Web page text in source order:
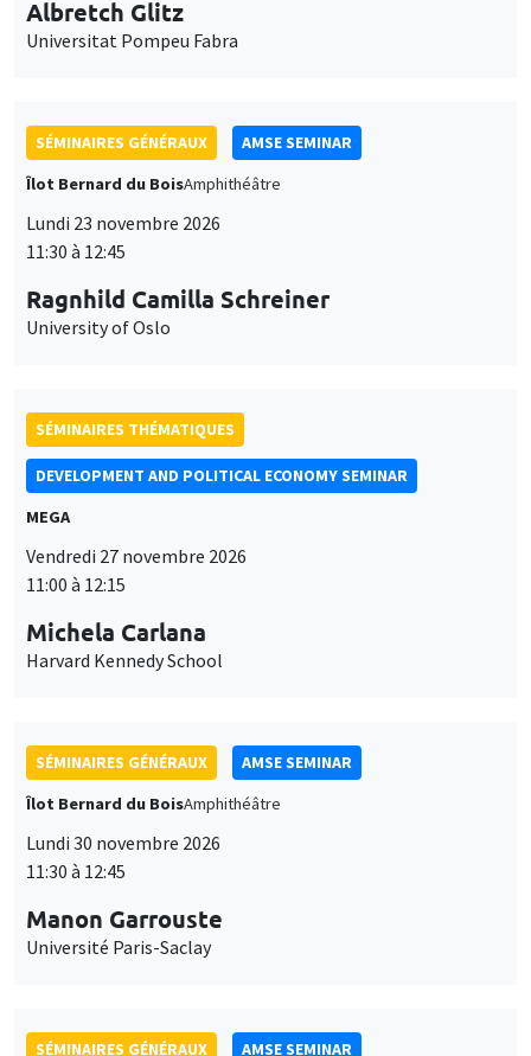
Universitat Pompeu Fabra
SÉMINAIRES GÉNÉRAUX
AMSE SEMINAR
Îlot Bernard du BoisAmphithéâtre
11:30 à 12:45
University of Oslo
SÉMINAIRES THÉMATIQUES
DEVELOPMENT AND POLITICAL ECONOMY SEMINAR
MEGA
11:00 à 12:15
Harvard Kennedy School
SÉMINAIRES GÉNÉRAUX
AMSE SEMINAR
Îlot Bernard du BoisAmphithéâtre
11:30 à 12:45
Université Paris-Saclay
SÉMINAIRES GÉNÉRAUX AMSE SEMINAR